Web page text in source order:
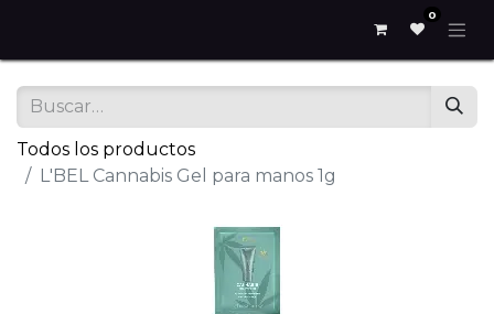
0
Todos los productos
L'BEL Cannabis Gel para manos 1g